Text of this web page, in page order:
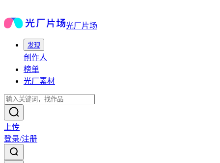
光厂片场
发现
创作人
榜单
光厂素材
上传
登录/注册